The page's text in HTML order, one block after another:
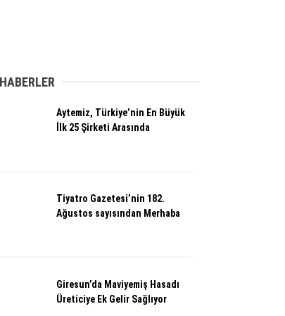
Aytemiz, Türkiye’nin En Büyük
İlk 25 Şirketi Arasında
Tiyatro Gazetesi’nin 182.
Ağustos sayısından Merhaba
Giresun’da Maviyemiş Hasadı
Üreticiye Ek Gelir Sağlıyor